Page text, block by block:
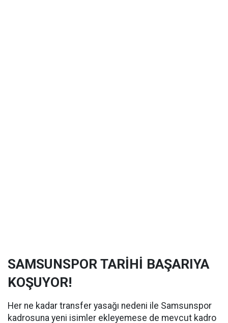
SAMSUNSPOR TARİHİ BAŞARIYA
KOŞUYOR!
Her ne kadar transfer yasağı nedeni ile Samsunspor
kadrosuna yeni isimler ekleyemese de mevcut kadro